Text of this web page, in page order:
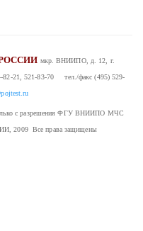
мкр. ВНИИПО, д. 12, г.
82-21, 521-83-70 тел./факс (495) 529-
с разрешения ФГУ ВНИИПО МЧС
Все права защищены